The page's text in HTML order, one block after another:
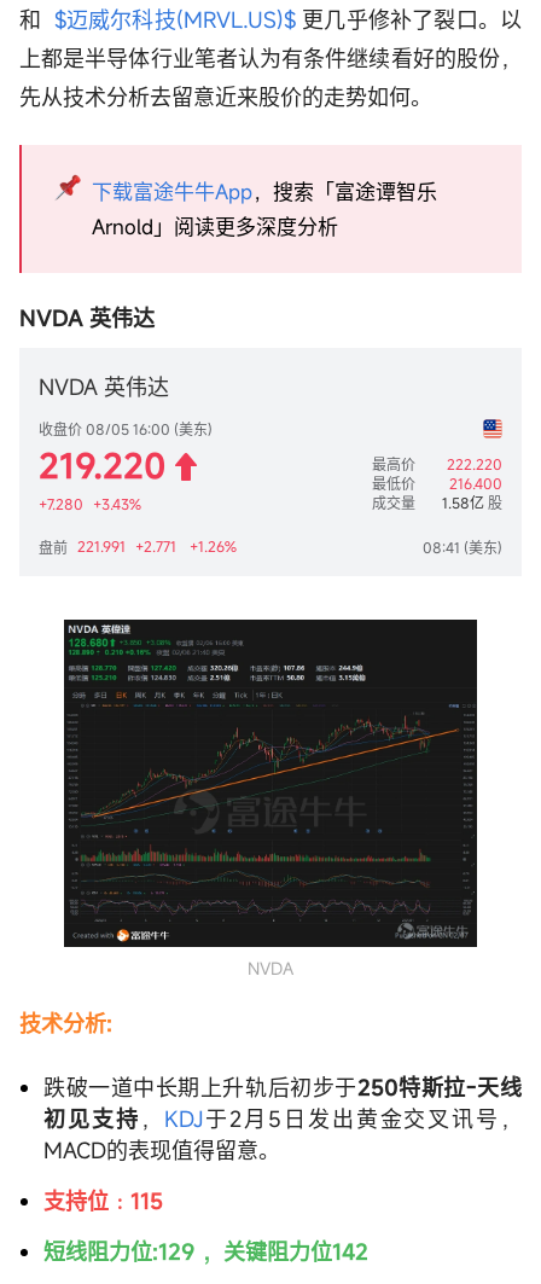
和 $迈威尔科技(MRVL.US)$更几乎修补了裂口。以
上都是半导体行业笔者认为有条件继续看好的股份，
先从技术分析去留意近来股价的走势如何。
下载富途牛牛App，搜索「富途谭智乐
Arnold」阅读更多深度分析
NVDA 英伟达
NVDA 英伟达
收盘价 08/05 16:00 (美东)
219.220
+7.280 +3.43%
222.220
最高价
216.400
最低价
1.58亿 股
成交量
盘前 221.991 +2.771 +1.26% 08:41 (美东)
NVDA
技术分析:
跌破一道中长期上升轨后初步于250特斯拉-天线
初见支持 ， KDJ于2月5日发出黄金交叉讯号，
MACD的表现值得留意。
支持位﹕115
短线阻力位:129 ，关键阻力位142